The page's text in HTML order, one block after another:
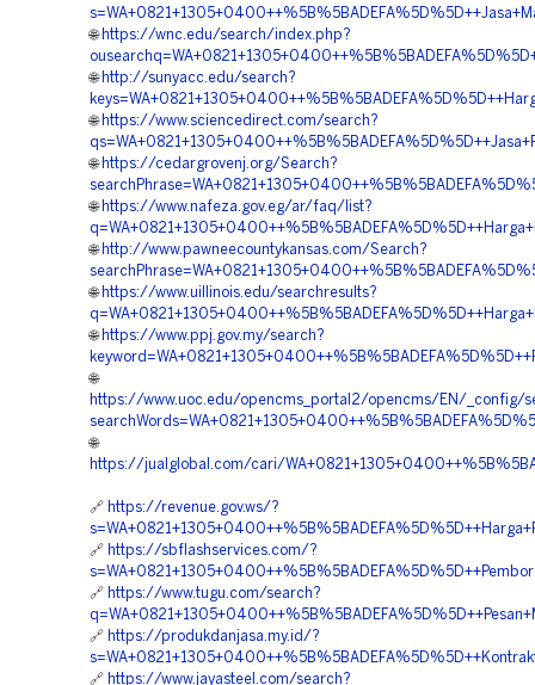
🌐 https://wnc.edu/search/index.php?
🌐 http://sunyacc.edu/search?
🌐 https://www.sciencedirect.com/search?
🌐 https://cedargrovenj.org/Search?
🌐 https://www.nafeza.gov.eg/ar/faq/list?
🌐 http://www.pawneecountykansas.com/Search?
🌐 https://www.uillinois.edu/searchresults?
🌐 https://www.ppj.gov.my/search?
🌐
https://www.uoc.edu/opencms_portal2/opencms/EN/_config/
🌐
https://jualglobal.com/cari/
🔗 https://revenue.gov.ws/?
🔗 https://sbflashservices.com/?
🔗 https://www.tugu.com/search?
🔗 https://produkdanjasa.my.id/?
🔗 https://www.jayasteel.com/search?